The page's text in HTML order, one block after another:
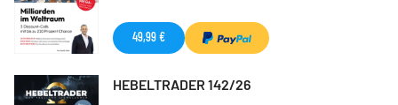
49,99 €
HEBELTRADER 142/26